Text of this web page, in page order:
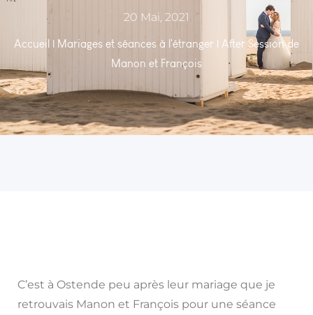
20 Mai, 2021
Accueil | Mariages et séances à l'étranger | After Session de
Manon et François
C’est à Ostende peu après leur mariage que je
retrouvais Manon et François pour une séance